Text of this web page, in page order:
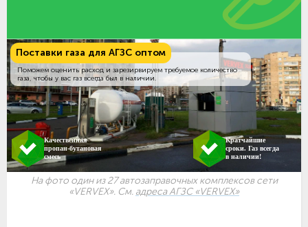
Поставки газа для АГЗС оптом
Поможем оценить расход и зарезирвируем требуемое количество
газа, чтобы у вас газ всегда был в наличии.
Качественная
пропан-бутановая
смесь
Кратчайшие
сроки. Газ всегда
в наличии!
На фото один из 27 автозаправочных комплексов сети
«VERVEX». См. адреса АГЗС «VERVEX»